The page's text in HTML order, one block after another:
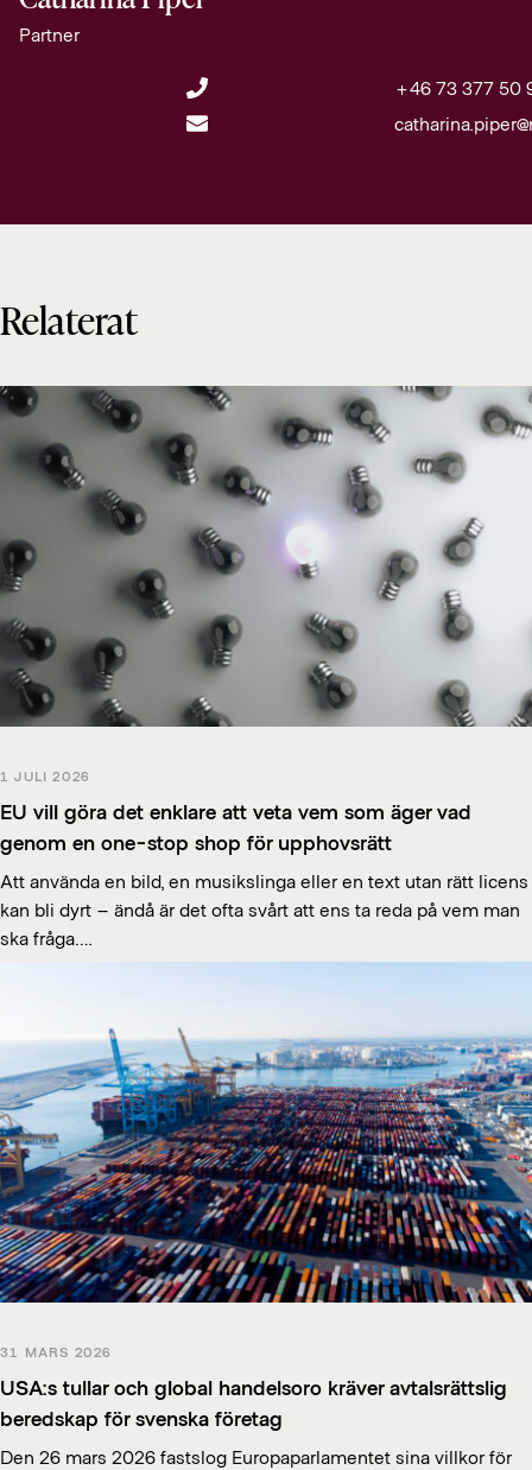
Partner
+46 73 377 50
Relaterat
1 JULI 2026
EU vill göra det enklare att veta vem som äger vad
genom en one-stop shop för upphovsrätt
Att använda en bild, en musikslinga eller en text utan rätt licens
kan bli dyrt – ändå är det ofta svårt att ens ta reda på vem man
ska fråga….
31 MARS 2026
USA:s tullar och global handelsoro kräver avtalsrättslig
beredskap för svenska företag
Den 26 mars 2026 fastslog Europaparlamentet sina villkor för